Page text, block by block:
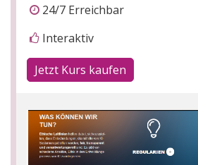
24/7 Erreichbar
Interaktiv
Jetzt Kurs kaufen